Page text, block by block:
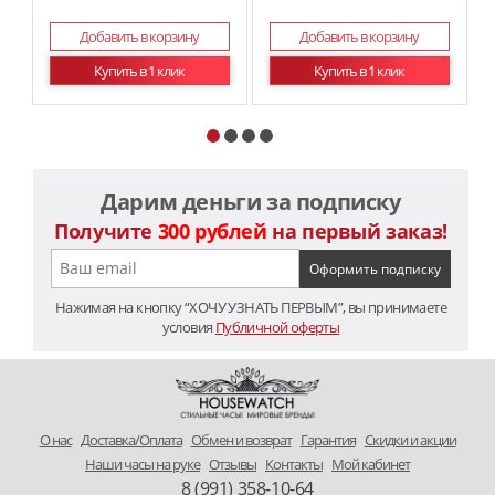
Добавить в корзину
Купить в 1 клик
Добавить в корзину
Купить в 1 клик
Дарим деньги за подписку
Получите 300 рублей на первый заказ!
Нажимая на кнопку “ХОЧУ УЗНАТЬ ПЕРВЫМ”, вы принимаете
условия Публичной оферты
O нас Доставка/Оплата Обмен и возврат Гарантия Скидки и акции
Наши часы на руке Отзывы Контакты Мой кабинет
8 (991) 358-10-64